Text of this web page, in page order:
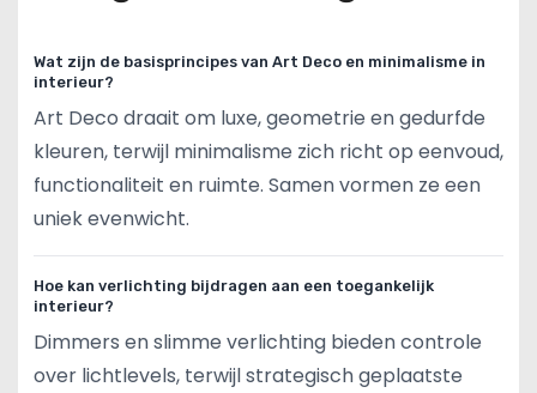
Wat zijn de basisprincipes van Art Deco en minimalisme in
interieur?
Art Deco draait om luxe, geometrie en gedurfde
kleuren, terwijl minimalisme zich richt op eenvoud,
functionaliteit en ruimte. Samen vormen ze een
uniek evenwicht.
Hoe kan verlichting bijdragen aan een toegankelijk
interieur?
Dimmers en slimme verlichting bieden controle
over lichtlevels, terwijl strategisch geplaatste